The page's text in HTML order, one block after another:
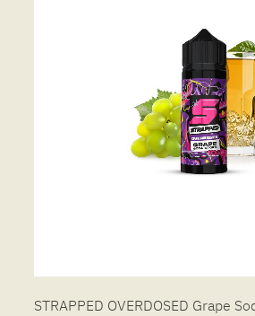
STRAPPED OVERDOSED Grape